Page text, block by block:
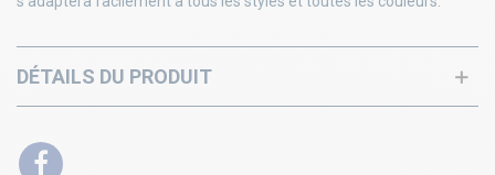
DÉTAILS DU PRODUIT